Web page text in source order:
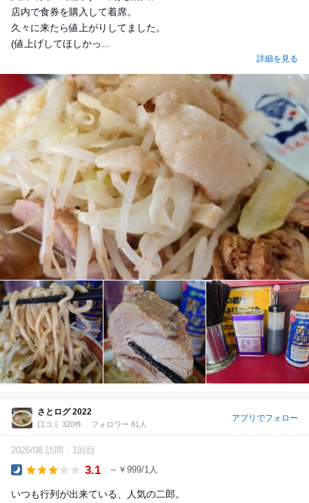
店内で食券を購入して着席。
久々に来たら値上がりしてました。
(値上げしてほしかっ...
詳細を見る
さとログ 2022
口コミ 320件 フォロワー 81人
アプリでフォロー
2026/08 訪問 1回目
3.1 ～￥999/1人
いつも行列が出来ている、人気の二郎。